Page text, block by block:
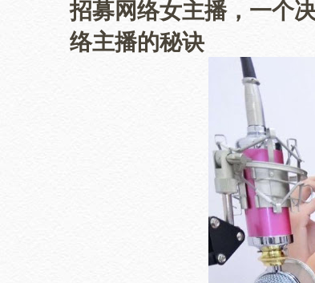
招募网络女主播，一个
络主播的秘诀